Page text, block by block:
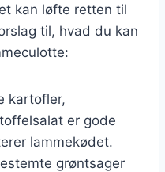
kan løfte retten til
til, hvad du kan
kartofler,
er gode
lammekødet.
grøntsager